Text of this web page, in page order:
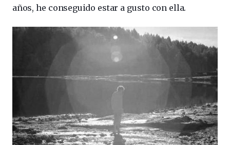
años, he conseguido estar a gusto con ella.